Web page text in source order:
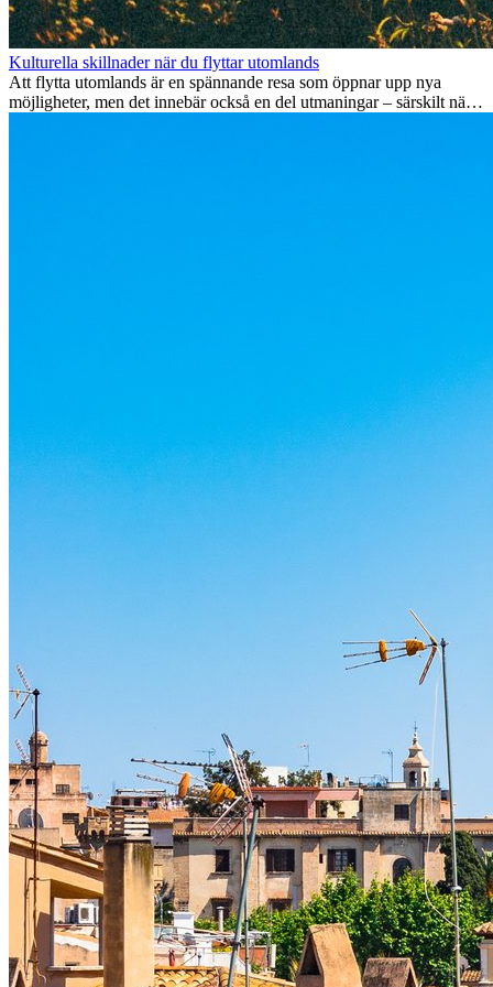
Kulturella skillnader när du flyttar utomlands
Att flytta utomlands är en spännande resa som öppnar upp nya
möjligheter, men det innebär också en del utmaningar – särskilt när